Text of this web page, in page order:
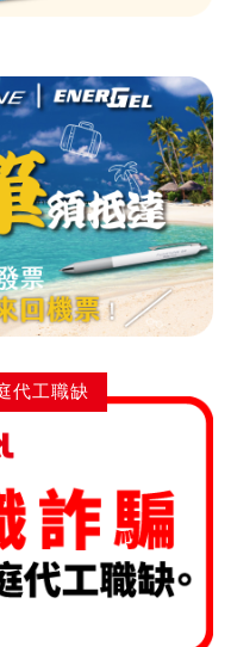
代工職缺